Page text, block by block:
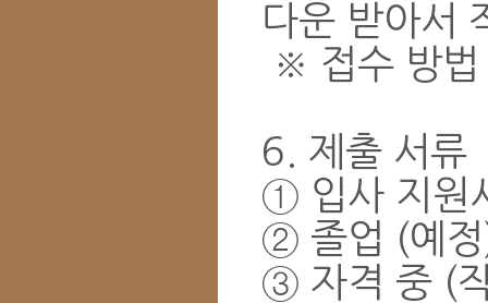
다운 받아서
※ 접수 방법
6. 제출 서류
① 입사 지원
② 졸업 (예정
③ 자격 중 (